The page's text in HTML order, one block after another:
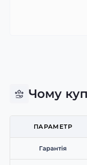
Чому
ПАРАМЕТР
Гарантія